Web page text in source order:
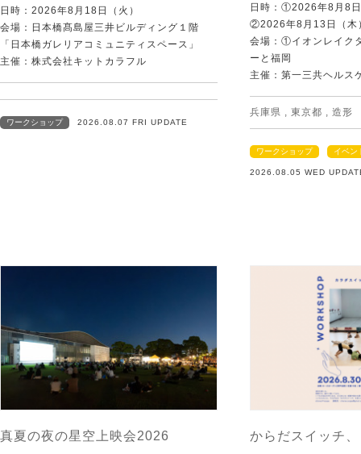
日時：2026年8月18日（火）
会場：日本橋髙島屋三井ビルディング１階
「日本橋ガレリアコミュニティスペース」
主催：株式会社キットカラフル
ワークショップ 2026.08.07 FRI UPDATE
日時：①2026年8月8
②2026年8月13日（木
会場：①イオンレイ
ーと福岡
主催：第一三共ヘルス
兵庫県 東京都 造形
ワークショップ イベン
2026.08.05 WED
真夏の夜の星空上映会2026 からだスイッチ